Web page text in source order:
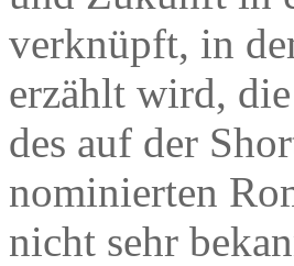
verknüpft, in
erzählt wird,
des auf der
nominierten
nicht sehr